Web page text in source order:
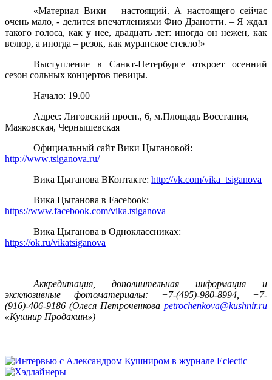
«Материал Вики – настоящий. А настоящего сейчас
очень мало, - делится впечатлениями Фио Дзанотти. – Я ждал
такого голоса, как у нее, двадцать лет: иногда он нежен, как
велюр, а иногда – резок, как муранское стекло!»
Выступление в Санкт-Петербурге откроет осенний
сезон сольных концертов певицы.
Начало: 19.00
Адрес: Лиговский просп., 6, м.Площадь Восстания,
Маяковская, Чернышевская
Официальный сайт Вики Цыгановой:
http://www.tsiganova.ru/
Вика Цыганова ВКонтакте:http://vk.com/vika_tsiganova
Вика Цыганова в Facebook:
https://www.facebook.com/vika.tsiganova
Вика Цыганова в Одноклассниках:
https://ok.ru/vikatsiganova
Аккредитация, дополнительная информация и
эксклюзивные фотоматериалы: +7-(495)-980-8994, +7-
(916)-406-9186 (Олеся Петроченкова petrochenkova@kushnir.ru
«Кушнир Продакшн»)